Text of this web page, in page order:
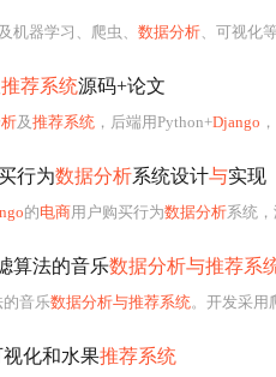
机器学习、爬虫、 数据分析、可视化等多个领域，包
推荐系统源码+论文
及推荐系统 ，后端用Python+Django ，
行为数据分析系统设计与实现
的电商用户购买行为数据分析系统
算法的音乐数据分析与推荐系
的音乐数据分析与推荐系统。开发采用
化和水果推荐系统